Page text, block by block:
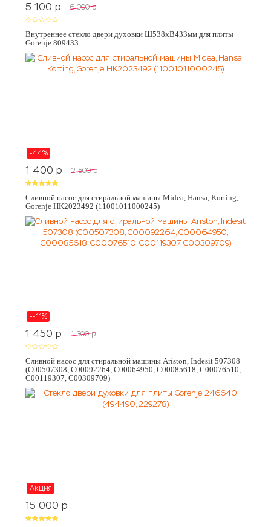
5 100 p 6 000 p
Внутреннее стекло двери духовки Ш538хВ433мм для плиты
Gorenje 809433
-44%
1 400 p 2 500 p
Сливной насос для стиральной машины Midea, Hansa, Korting,
Gorenje HK2023492 (11001011000245)
--11%
1 450 p 1 300 p
Сливной насос для стиральной машины Ariston, Indesit 507308
(C00507308, C00092264, C00064950, C00085618, C00076510,
C00119307, C00309709)
Акция
15 000 p